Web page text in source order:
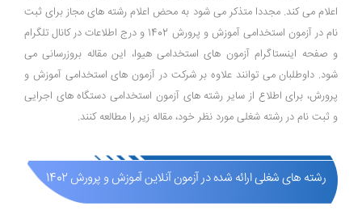
اعلام می کند. مجددا متذکر می شود به محض اعلام رشته های مجاز برای ثبت
نام در آزمون استخدامی آموزش و پرورش 1402 و درج اطلاعات در کانال تلگرام
و صفحه اینستاگرام آزمون های استخدامی هیوا، این مقاله بروزرسانی می
شود. داوطلبان می توانند علاوه بر شرکت در آزمون های استخدامی آموزش و
پرورش، برای اطلاع از سایر رشته های آزمون استخدامی دستگاه های اجرایی
و ثبت نام در رشته شغلی مورد نظر خود، مقاله زیر را مطالعه کنند.
رشته های شغلی ارائه شده در آزمون آنلاین آموزش و پرورش 1402